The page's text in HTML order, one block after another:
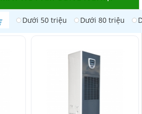
Dưới 50 triệu Dưới 80 triệu